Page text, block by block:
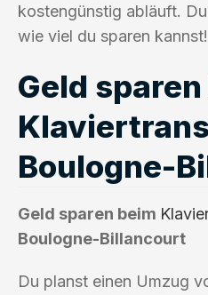
kostengünstig abläuft.
wie viel du sparen kannst!
Geld
Boulogne-
Geld sparen beim
Boulogne-Billancourt
Du planst einen Umzug